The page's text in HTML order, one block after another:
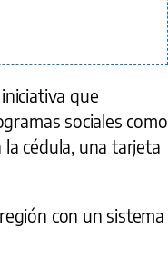
que
sociales como
la cédula, una tarjeta
con un sistema